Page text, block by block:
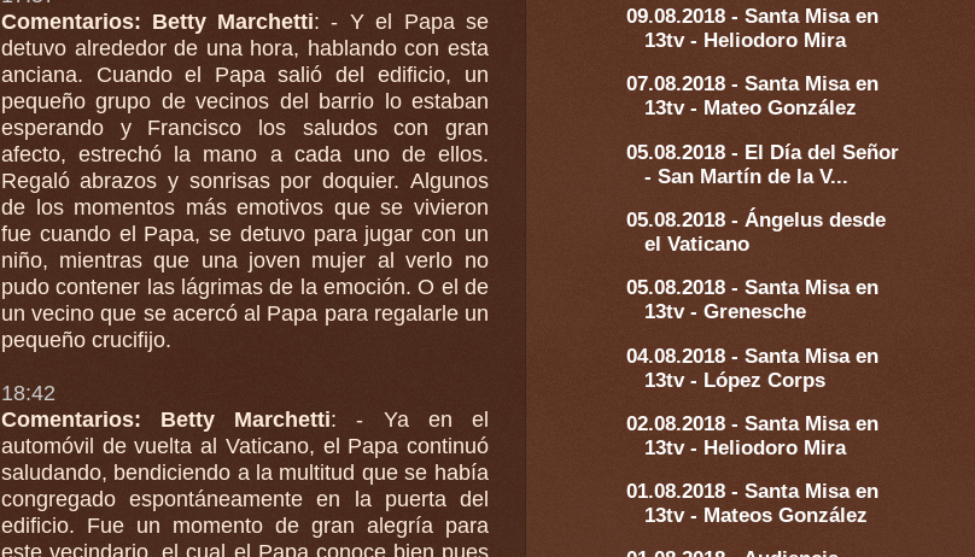
Comentarios: Betty Marchetti: - Y el Papa se
detuvo alrededor de una hora, hablando con esta
anciana. Cuando el Papa salió del edificio, un
pequeño grupo de vecinos del barrio lo estaban
esperando y Francisco los saludos con gran
afecto, estrechó la mano a cada uno de ellos.
Regaló abrazos y sonrisas por doquier. Algunos
de los momentos más emotivos que se vivieron
fue cuando el Papa, se detuvo para jugar con un
niño, mientras que una joven mujer al verlo no
pudo contener las lágrimas de la emoción. O el de
un vecino que se acercó al Papa para regalarle un
pequeño crucifijo.
18:42
Comentarios: Betty Marchetti: - Ya en el
automóvil de vuelta al Vaticano, el Papa continuó
saludando, bendiciendo a la multitud que se había
congregado espontáneamente en la puerta del
edificio. Fue un momento de gran alegría para
09.08.2018 - Santa Misa en
13tv - Heliodoro Mira
07.08.2018 - Santa Misa en
13tv - Mateo González
05.08.2018 - El Día del Señor
- San Martín de la V...
05.08.2018 - Ángelus desde
el Vaticano
05.08.2018 - Santa Misa en
13tv - Grenesche
04.08.2018 - Santa Misa en
13tv - López Corps
02.08.2018 - Santa Misa en
13tv - Heliodoro Mira
01.08.2018 - Santa Misa en
13tv - Mateos González